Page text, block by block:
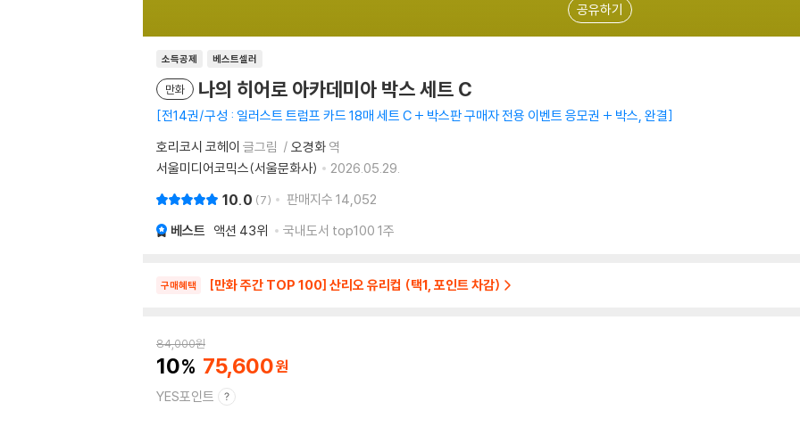
공유하기
소득공제 베스트셀러
만화 나의 히어로 아카데미아 박스 세트 C
전14권/구성 : 일러스트 트럼프 카드 18매 세트 C + 박스판 구매자 전용 이벤트 응모권 + 박스, 완결
호리코시 코헤이 글그림 오경화 역
서울미디어코믹스(서울문화사)
2026.05.29.
10.0 7 판매지수 14,052
베스트 액션 43위 국내도서 top100 1주
구매혜택 [만화 주간 TOP 100] 산리오 유리컵 (택1, 포인트 차감)
84,000원
10 75,600
YES포인트